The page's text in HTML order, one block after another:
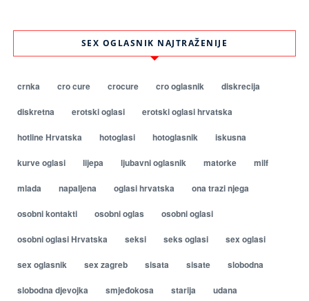
SEX OGLASNIK NAJTRAŽENIJE
crnka cro cure crocure cro oglasnik diskrecija
diskretna erotski oglasi erotski oglasi hrvatska
hotline Hrvatska hotoglasi hotoglasnik iskusna
kurve oglasi lijepa ljubavni oglasnik matorke milf
mlada napaljena oglasi hrvatska ona trazi njega
osobni kontakti osobni oglas osobni oglasi
osobni oglasi Hrvatska seksi seks oglasi sex oglasi
sex oglasnik sex zagreb sisata sisate slobodna
slobodna djevojka smjeđokosa starija udana